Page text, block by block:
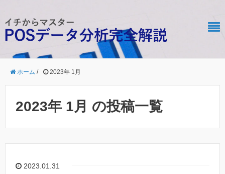
ホーム / 2023年 1月
2023年 1月 の投稿一覧
2023.01.31